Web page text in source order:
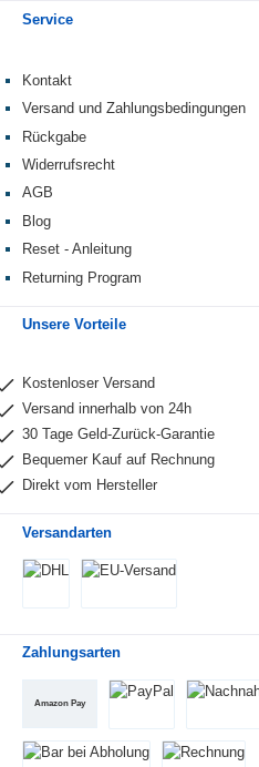
Service
Kontakt
Versand und Zahlungsbedingungen
Rückgabe
Widerrufsrecht
AGB
Blog
Reset - Anleitung
Returning Program
Unsere Vorteile
Kostenloser Versand
Versand innerhalb von 24h
30 Tage Geld-Zurück-Garantie
Bequemer Kauf auf Rechnung
Direkt vom Hersteller
Versandarten
Zahlungsarten
Amazon Pay